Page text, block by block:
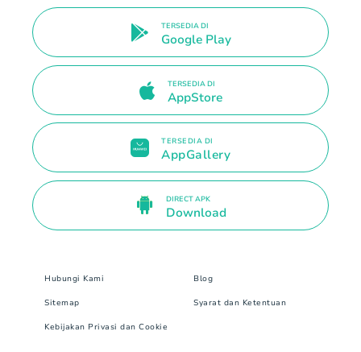
TERSEDIA DI
Google Play
TERSEDIA DI
AppStore
TERSEDIA DI
AppGallery
DIRECT APK
Download
Hubungi Kami Blog
Sitemap Syarat dan Ketentuan
Kebijakan Privasi dan Cookie